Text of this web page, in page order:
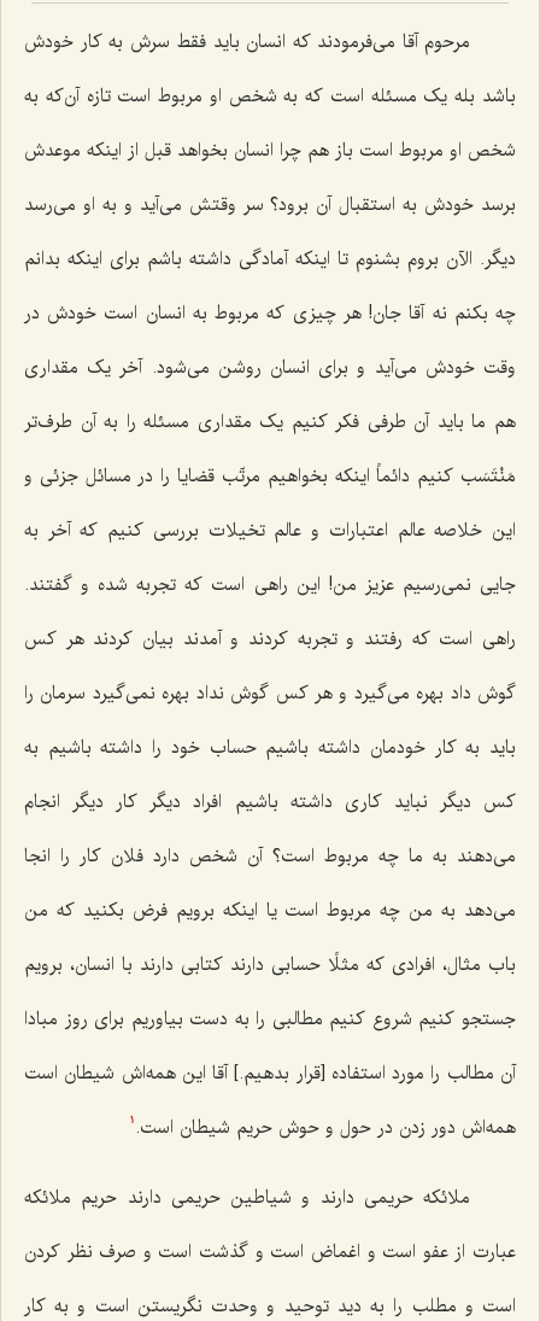
مرحوم آقا می‌فرمودند که انسان باید فقط سرش به کار خودش
باشد بله یک مسئله است که به شخص او مربوط است تازه آن‌که به
شخص او مربوط است باز هم چرا انسان بخواهد قبل از اینکه موعدش
برسد خودش به استقبال آن برود؟ سر وقتش می‌آید و به او می‌رسد
دیگر. الآن بروم بشنوم تا اینکه آمادگی داشته باشم برای اینکه بدانم
چه بکنم نه آقا جان! هر چیزی که مربوط به انسان است خودش در
وقت خودش می‌آید و برای انسان روشن می‌شود. آخر یک مقداری
هم ما باید آن طرفی فکر کنیم یک مقداری مسئله را به آن طرف‌تر
مَنْتَسَب کنیم دائماً اینکه بخواهیم مرتّب قضایا را در مسائل جزئی و
این خلاصه عالم اعتبارات و عالم تخیلات بررسی کنیم که آخر به
جایی نمی‌رسیم‌ عزیز من! این راهی است که تجربه شده و گفتند.
راهی است که رفتند و تجربه کردند و آمدند بیان کردند هر کس
گوش داد بهره می‌گیرد و هر کس گوش نداد بهره نمی‌گیرد سرمان را
باید به کار خودمان داشته باشیم حساب خود را داشته باشیم به
کس دیگر نباید کاری داشته باشیم افراد دیگر کار دیگر انجام
می‌دهند به ما چه مربوط است؟ آن شخص دارد فلان کار را انجا
می‌دهد به من چه مربوط است یا اینکه برویم فرض بکنید که من
باب مثال، افرادی که مثلًا حسابی دارند کتابی دارند با انسان، برویم
جستجو کنیم شروع کنیم مطالبی را به دست بیاوریم برای روز مبادا
آن مطالب را مورد استفاده [قرار بدهیم.] آقا این همه‌اش شیطان است
همه‌اش دور زدن در حول و حوش حریم شیطان است. 1
ملائکه حریمی دارند و شیاطین حریمی دارند حریم ملائکه
عبارت از عفو است و اغماض است و گذشت است و صرف نظر کردن
است و مطلب را به دید توحید و وحدت نگریستن است و به کار